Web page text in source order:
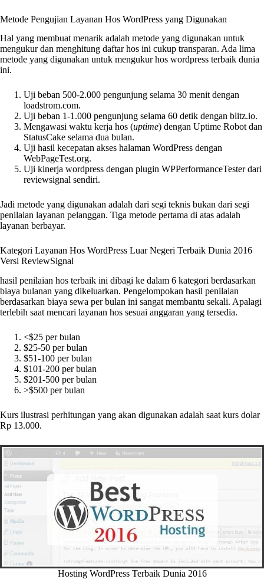
Metode Pengujian Layanan Hos WordPress yang Digunakan
Hal yang membuat menarik adalah metode yang digunakan untuk
mengukur dan menghitung daftar hos ini cukup transparan. Ada lima
metode yang digunakan untuk mengukur hos wordpress terbaik dunia
ini.
Uji beban 500-2.000 pengunjung selama 30 menit dengan
loadstrom.com.
Uji beban 1-1.000 pengunjung selama 60 detik dengan blitz.io.
Mengawasi waktu kerja hos (uptime) dengan Uptime Robot dan
StatusCake selama dua bulan.
Uji hasil kecepatan akses halaman WordPress dengan
WebPageTest.org.
Uji kinerja wordpress dengan plugin WPPerformanceTester dari
reviewsignal sendiri.
Jadi metode yang digunakan adalah dari segi teknis bukan dari segi
penilaian layanan pelanggan. Tiga metode pertama di atas adalah
layanan berbayar.
Kategori Layanan Hos WordPress Luar Negeri Terbaik Dunia 2016
Versi ReviewSignal
hasil penilaian hos terbaik ini dibagi ke dalam 6 kategori berdasarkan
biaya bulanan yang dikeluarkan. Pengelompokan hasil penilaian
berdasarkan biaya sewa per bulan ini sangat membantu sekali. Apalagi
terlebih saat mencari layanan hos sesuai anggaran yang tersedia.
<$25 per bulan
$25-50 per bulan
$51-100 per bulan
$101-200 per bulan
$201-500 per bulan
>$500 per bulan
Kurs ilustrasi perhitungan yang akan digunakan adalah saat kurs dolar
Rp 13.000.
Hosting WordPress Terbaik Dunia 2016